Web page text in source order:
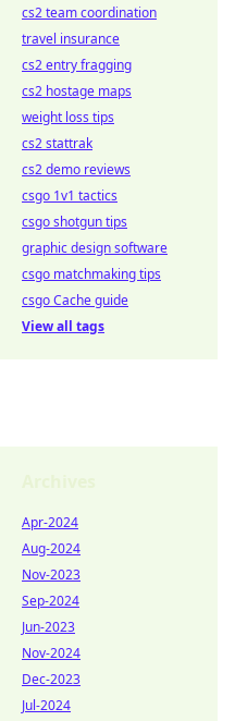
cs2 team coordination
travel insurance
cs2 entry fragging
cs2 hostage maps
weight loss tips
cs2 stattrak
cs2 demo reviews
csgo 1v1 tactics
csgo shotgun tips
graphic design software
csgo matchmaking tips
csgo Cache guide
View all tags
Apr-2024
Aug-2024
Nov-2023
Sep-2024
Jun-2023
Nov-2024
Dec-2023
Jul-2024